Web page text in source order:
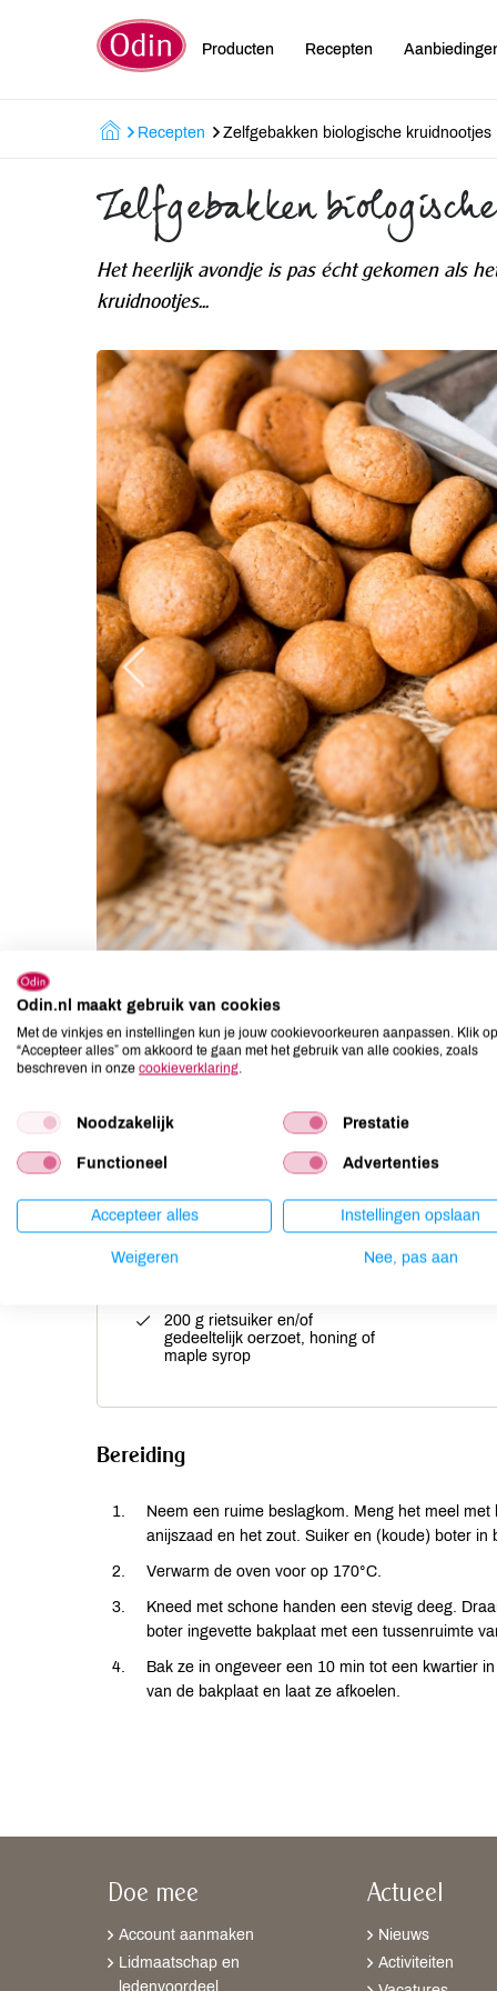
Producten Recepten
Recepten Zelfgebakken biologische kruidnootjes
Zelfgebakken
Het heerlijk avondje is pas écht gekomen als
kruidnootjes...
Ingrediënten
300 g (gebuild) meel
3 tl speculaaskruiden
snufje zout
fijngestampt anijszaad
200 g rietsuiker en/of
gedeeltelijk oerzoet, honing of
maple syrop
Bereiding
Neem een ruime beslagkom. Meng het meel
anijszaad en het zout. Suiker en (koude) boter
Verwarm de oven voor op 170°C.
Kneed met schone handen een stevig deeg.
boter ingevette bakplaat met een tussenruimte
Bak ze in ongeveer een 10 min tot een kwartier
van de bakplaat en laat ze afkoelen.
Doe mee
Account aanmaken
Lidmaatschap en
ledenvoordeel
Actueel
Nieuws
Activiteiten
Odin.nl maakt gebruik van cookies
Met de vinkjes en instellingen kun je jouw cookievoorkeuren aanpassen. Klik op
“Accepteer alles” om akkoord te gaan met het gebruik van alle cookies, zoals
beschreven in onze cookieverklaring.
Noodzakelijk Prestatie
Functioneel Advertenties
Accepteer alles Instellingen opslaan
Weigeren Nee, pas aan